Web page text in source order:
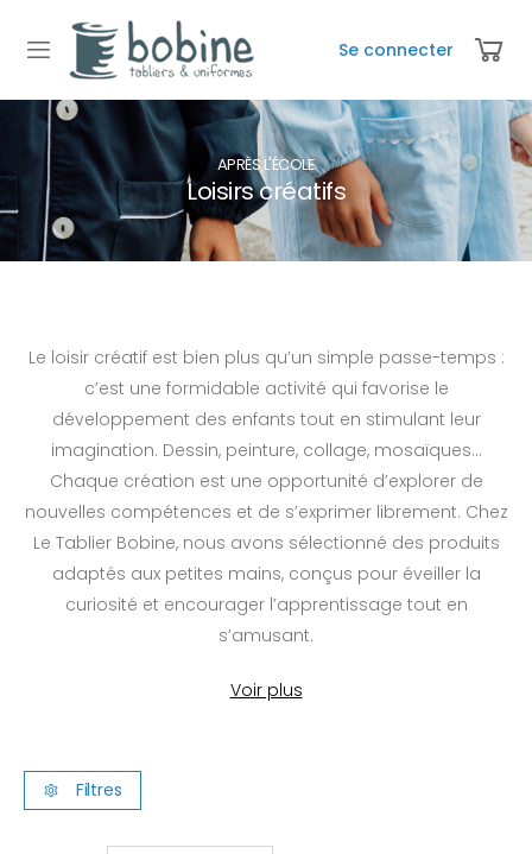
Se connecter
APRÈS L'ÉCOLE
Loisirs créatifs
Le loisir créatif est bien plus qu’un simple passe-temps :
c’est une formidable activité qui favorise le
développement des enfants tout en stimulant leur
imagination. Dessin, peinture, collage, mosaïques…
Chaque création est une opportunité d’explorer de
nouvelles compétences et de s’exprimer librement. Chez
Le Tablier Bobine, nous avons sélectionné des produits
adaptés aux petites mains, conçus pour éveiller la
curiosité et encourager l’apprentissage tout en
s’amusant.
Voir plus
Filtres